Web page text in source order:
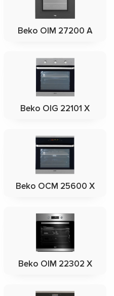
Beko OIM 27200 A
Beko OIG 22101 X
Beko OCM 25600 X
Beko OIM 22302 X